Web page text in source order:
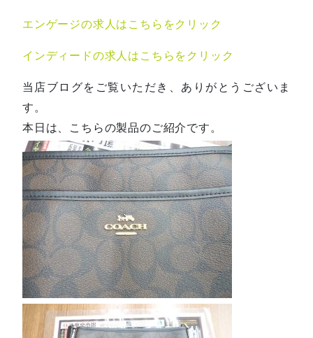
エンゲージの求人はこちらをクリック
インディードの求人はこちらをクリック
当店ブログをご覧いただき、ありがとうございま
す。
本日は、こちらの製品のご紹介です。